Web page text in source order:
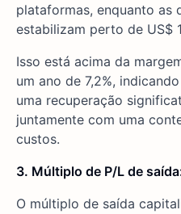
plataformas, enquanto as
estabilizam perto de US$
Isso está acima da
um ano de 7,2%,
uma recuperação
juntamente com uma
custos.
3. Múltiplo de P/L de
O múltiplo de saída